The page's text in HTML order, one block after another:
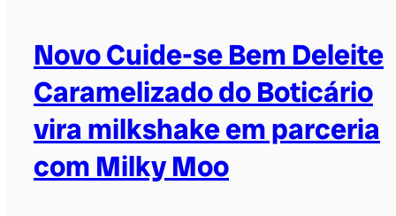
Novo Cuide-se Bem Deleite
Caramelizado do Boticário
vira milkshake em parceria
com Milky Moo